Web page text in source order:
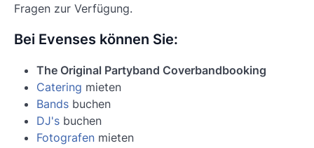
Fragen zur Verfügung.
Bei Evenses können Sie:
The Original Partyband Coverbandbooking
Catering mieten
Bands buchen
DJ's buchen
Fotografen mieten